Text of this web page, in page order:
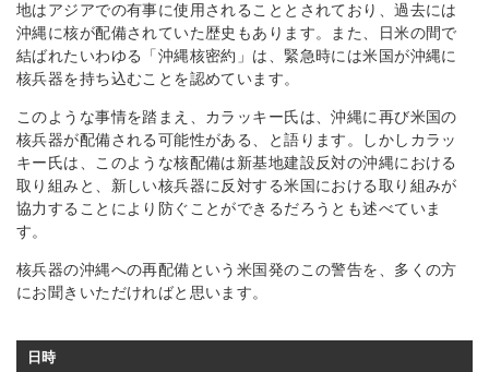
地はアジアでの有事に使用されることとされており、過去には
沖縄に核が配備されていた歴史もあります。また、日米の間で
結ばれたいわゆる「沖縄核密約」は、緊急時には米国が沖縄に
核兵器を持ち込むことを認めています。
このような事情を踏まえ、カラッキー氏は、沖縄に再び米国の
核兵器が配備される可能性がある、と語ります。しかしカラッ
キー氏は、このような核配備は新基地建設反対の沖縄における
取り組みと、新しい核兵器に反対する米国における取り組みが
協力することにより防ぐことができるだろうとも述べていま
す。
核兵器の沖縄への再配備という米国発のこの警告を、多くの方
にお聞きいただければと思います。
日時